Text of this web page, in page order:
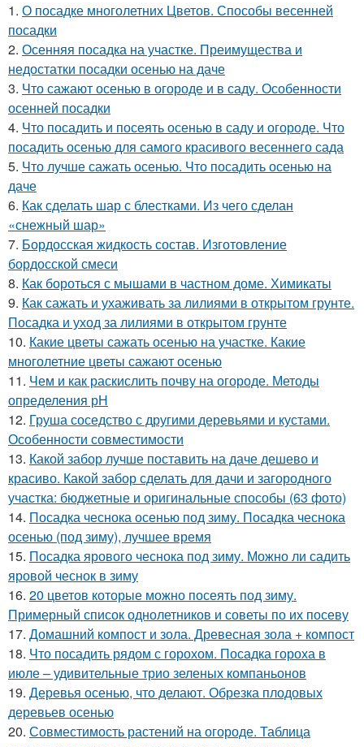
1. О посадке многолетних Цветов. Способы весенней
посадки
2. Осенняя посадка на участке. Преимущества и
недостатки посадки осенью на даче
3. Что сажают осенью в огороде и в саду. Особенности
осенней посадки
4. Что посадить и посеять осенью в саду и огороде. Что
посадить осенью для самого красивого весеннего сада
5. Что лучше сажать осенью. Что посадить осенью на
даче
6. Как сделать шар с блестками. Из чего сделан
«снежный шар»
7. Бордосская жидкость состав. Изготовление
бордосской смеси
8. Как бороться с мышами в частном доме. Химикаты
9. Как сажать и ухаживать за лилиями в открытом грунте.
Посадка и уход за лилиями в открытом грунте
10. Какие цветы сажать осенью на участке. Какие
многолетние цветы сажают осенью
11. Чем и как раскислить почву на огороде. Методы
определения рН
12. Груша соседство с другими деревьями и кустами.
Особенности совместимости
13. Какой забор лучше поставить на даче дешево и
красиво. Какой забор сделать для дачи и загородного
участка: бюджетные и оригинальные способы (63 фото)
14. Посадка чеснока осенью под зиму. Посадка чеснока
осенью (под зиму), лучшее время
15. Посадка ярового чеснока под зиму. Можно ли садить
яровой чеснок в зиму
16. 20 цветов которые можно посеять под зиму.
Примерный список однолетников и советы по их посеву
17. Домашний компост и зола. Древесная зола + компост
18. Что посадить рядом с горохом. Посадка гороха в
июле – удивительные трио зеленых компаньонов
19. Деревья осенью, что делают. Обрезка плодовых
деревьев осенью
20. Совместимость растений на огороде. Таблица